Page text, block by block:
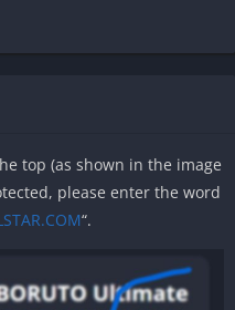
top (as shown in the image
please enter the word
“.